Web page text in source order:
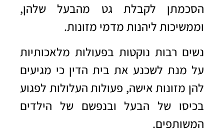
הסכמתן לקבלת גט מהבעל שלהן,
וממשיכות ליהנות מדמי מזונות.
נשים רבות נוקטות בפעולות מלאכותיות
על מנת לשכנע את בית הדין כי מגיעים
להן מזונות אישה, פעולות העלולות לפגוע
בכיסו של הבעל ובנפשם של הילדים
המשותפים.